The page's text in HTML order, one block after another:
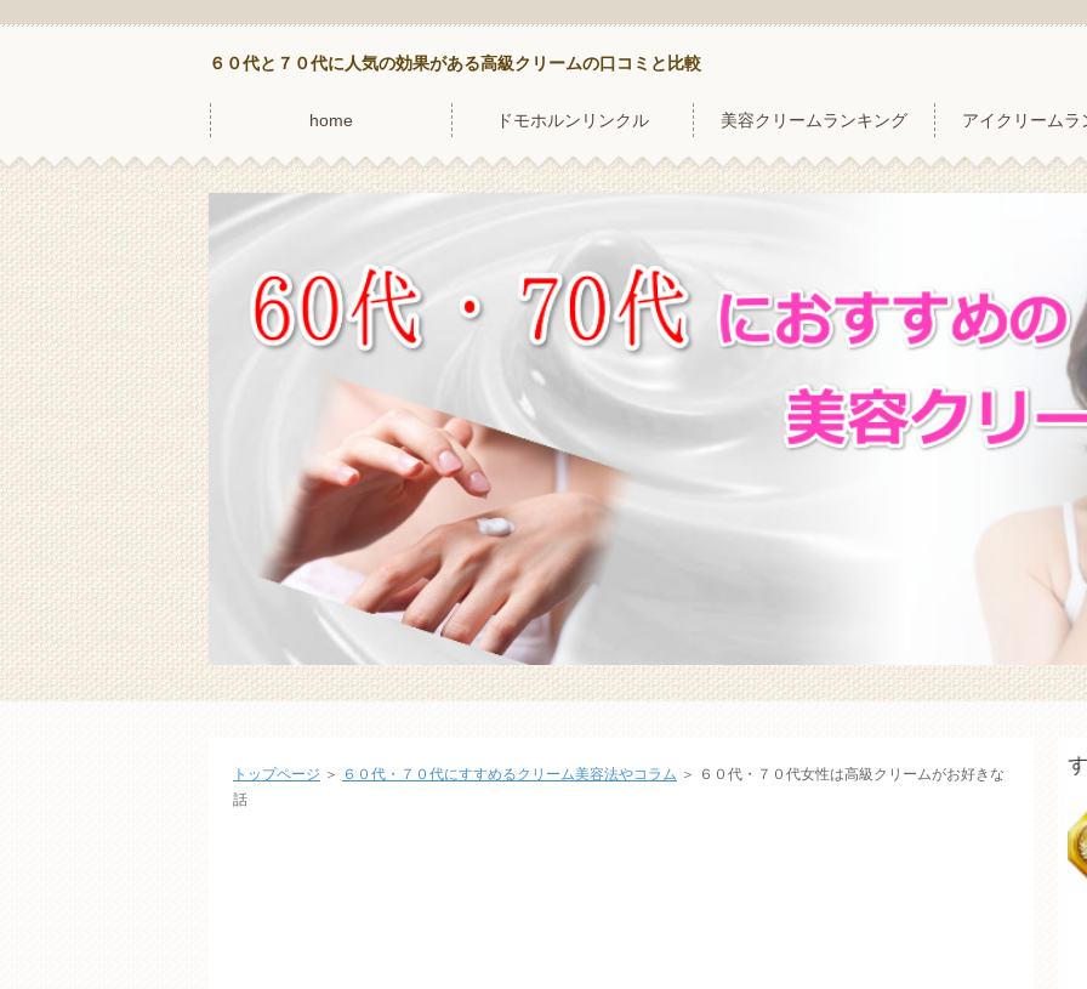
６０代と７０代に人気の効果がある高級クリームの口コミと比較
home ドモホルンリンクル 美容クリームランキング アイクリームラ
トップページ ＞ ６０代・７０代にすすめるクリーム美容法やコラム ＞ ６０代・７０代女性は高級クリームがお好きな
話
人気のおすすめクリーム